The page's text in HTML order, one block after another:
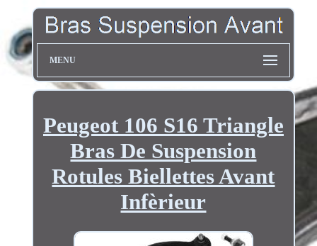
MENU
Peugeot 106 S16 Triangle
Bras De Suspension
Rotules Biellettes Avant
Infèrieur